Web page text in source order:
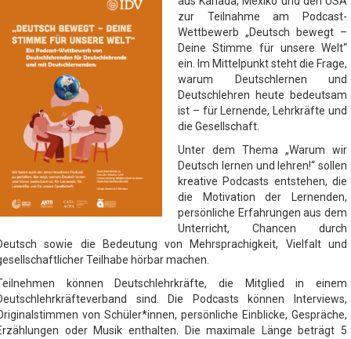
zur Teilnahme am Podcast-
Wettbewerb „Deutsch bewegt –
Deine Stimme für unsere Welt“
ein. Im Mittelpunkt steht die Frage,
warum Deutschlernen und
Deutschlehren heute bedeutsam
ist – für Lernende, Lehrkräfte und
die Gesellschaft.
Unter dem Thema „Warum wir
Deutsch lernen und lehren!“ sollen
kreative Podcasts entstehen, die
die Motivation der Lernenden,
persönliche Erfahrungen aus dem
Unterricht, Chancen durch
sowie die Bedeutung von Mehrsprachigkeit, Vielfalt und
Teilhabe hörbar machen.
können Deutschlehrkräfte, die Mitglied in einem
sind. Die Podcasts können Interviews,
von Schüler*innen, persönliche Einblicke, Gespräche,
oder Musik enthalten. Die maximale Länge beträgt 5